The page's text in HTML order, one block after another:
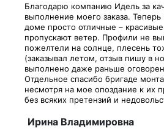
Благодарю компанию Идель за
выполнение моего заказа.
доме просто отличные –
пропускают ветер. Профили не
пожелтели на солнце, плесень
(заказывал летом, отзыв пишу в
выполнено даже раньше
Отдельное спасибо бригаде
несмотря на мое опоздание к их
без всяких претензий и
Ирина Владимировна